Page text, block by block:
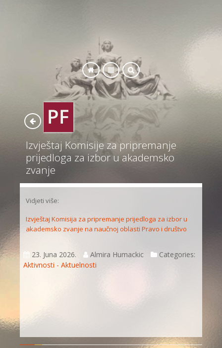
Izvještaj Komisije za pripremanje
prijedloga za izbor u akademsko
zvanje
Vidjeti više:
Izvještaj Komisija za pripremanje prijedloga za izbor u
akademsko zvanje na naučnoj oblasti Pravo i društvo
23. Juna 2026. Almira Humackic
Categories:
Aktivnosti - Aktuelnosti